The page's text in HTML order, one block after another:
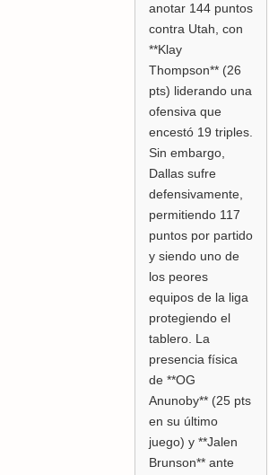
anotar 144 puntos
contra Utah, con
**Klay
Thompson** (26
pts) liderando una
ofensiva que
encestó 19 triples.
Sin embargo,
Dallas sufre
defensivamente,
permitiendo 117
puntos por partido
y siendo uno de
los peores
equipos de la liga
protegiendo el
tablero. La
presencia física
de **OG
Anunoby** (25 pts
en su último
juego) y **Jalen
Brunson** ante